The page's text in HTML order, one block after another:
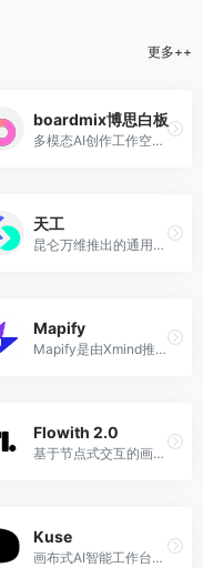
更多++
boardmix博思白板
多模态AI创作工作空间，集AIGC、一键PPT、思维导图、笔记文档多种创意表达能力于一体
天工
昆仑万维推出的通用AI智能体平台，原天工AI
Mapify
Mapify是由Xmind推出的AI思维导图生成工具，原名ChatMind
Flowith 2.0
基于节点式交互的画布式AI创作工具
Kuse
画布式AI智能工作台，ChatGPT+白板+Notion的结合体